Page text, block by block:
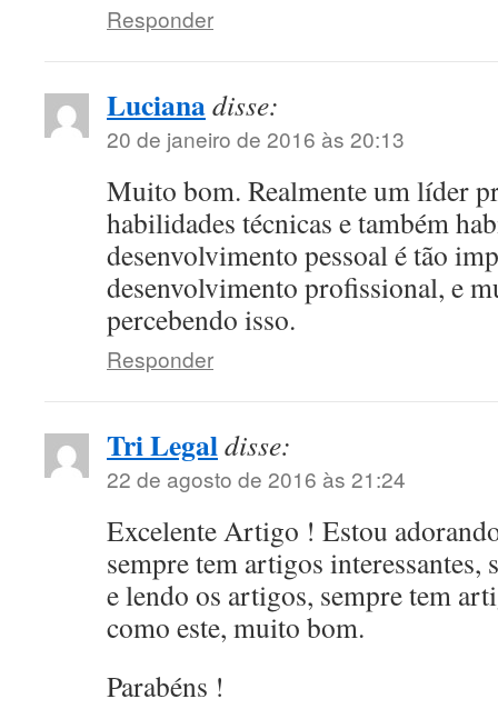
Responder
Lucianadisse:
20 de janeiro de 2016 às 20:13
Muito bom. Realmente um líder
habilidades técnicas e também
desenvolvimento pessoal é tão
desenvolvimento profissional, e
percebendo isso.
Responder
Tri Legaldisse:
22 de agosto de 2016 às 21:24
Excelente Artigo ! Estou
sempre tem artigos interessantes,
e lendo os artigos, sempre tem
como este, muito bom.
Parabéns !